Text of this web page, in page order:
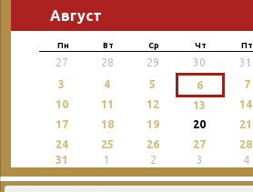
Август
Пн Вт Ср Чт Пт
27 28 29 30 31
3 4 5 6 7
10
11 12 13 14
17
18 19 20 21
24 25 26 27 28
31
1 2 3 4